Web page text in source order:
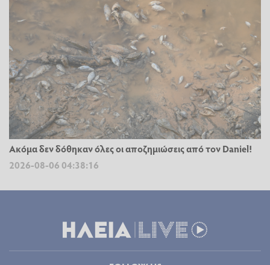
Ακόμα δεν δόθηκαν όλες οι αποζημιώσεις από τον Daniel!
2026-08-06 04:38:16